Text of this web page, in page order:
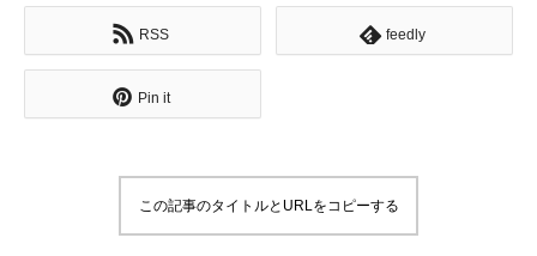
RSS feedly
Pin it
この記事のタイトルとURLをコピーする